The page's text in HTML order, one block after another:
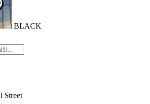
BLACK
Street